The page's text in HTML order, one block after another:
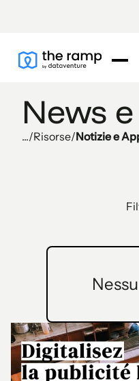
News
.../Risorse/Notizie e